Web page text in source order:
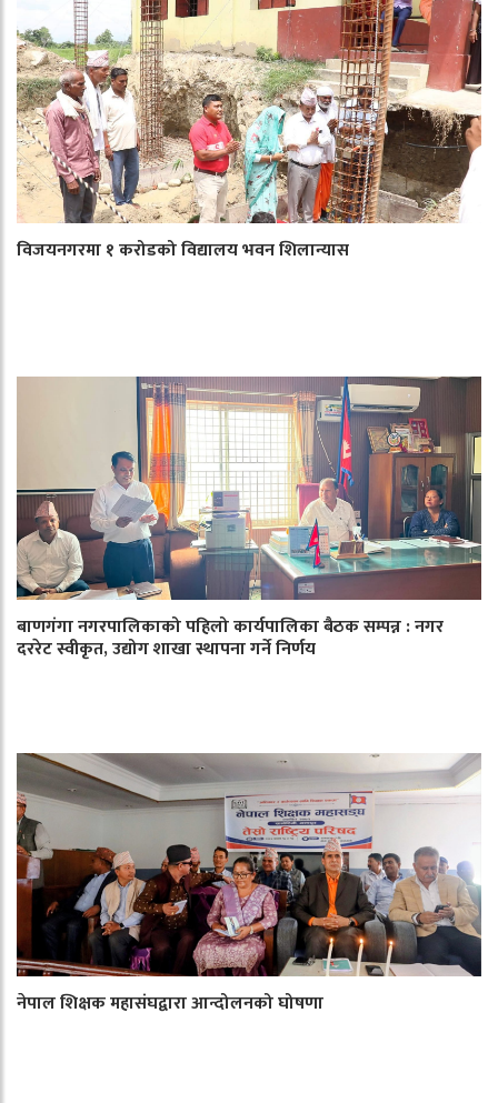
विजयनगरमा १ करोडको विद्यालय भवन शिलान्यास
बाणगंगा नगरपालिकाको पहिलो कार्यपालिका बैठक सम्पन्न : नगर
दररेट स्वीकृत, उद्योग शाखा स्थापना गर्ने निर्णय
नेपाल शिक्षक महासंघद्वारा आन्दोलनको घोषणा